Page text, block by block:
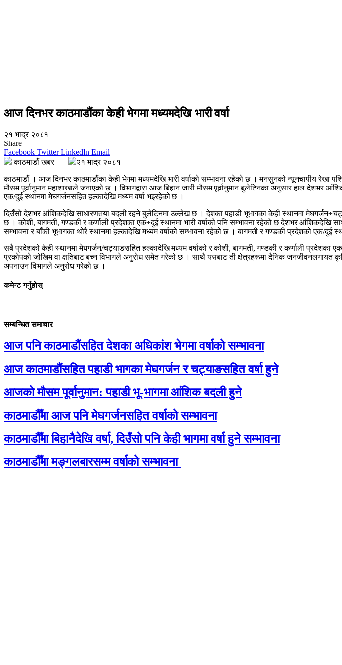
आज दिनभर काठमाडौंका केही भेगमा मध्यमदेखि भारी वर्षा
२१ भाद्र २०८१
Share
Facebook Twitter LinkedIn Email
काठमाडौं खबर
२१ भाद्र २०८१
काठमाडौं । आज दिनभर काठमाडौंका केही भेगमा मध्यमदेखि भारी वर्षाको सम्भावना रहेको छ । मनसुनको न्यूनचापीय रेखा
मौसम पूर्वानुमान महाशाखाले जनाएको छ । विभागद्वारा आज बिहान जारी मौसम पूर्वानुमान बुलेटिनका अनुसार हाल
एक/दुई स्थानमा मेघगर्जनसहित हल्कादेखि मध्यम वर्षा भइरहेको छ ।
दिउँसो देशभर आंशिकदेखि साधारणतया बदली रहने बुलेटिनमा उल्लेख छ । देशका पहाडी भूभागका केही स्थानमा
छ । कोशी, बागमती, गण्डकी र कर्णाली प्रदेशका एक÷दुई स्थानमा भारी वर्षाको पनि सम्भावना रहेको छ देशभर आंशिकदेखि
सम्भावना र बाँकी भूभागका थोरै स्थानमा हल्कादेखि मध्यम वर्षाको सम्भावना रहेको छ । बागमती र गण्डकी प्रदेशको एक/दुई
सबै प्रदेशको केही स्थानमा मेघगर्जन/चट्याङसहित हल्कादेखि मध्यम वर्षाको र कोशी, बागमती, गण्डकी र कर्णाली प्रदेशका
प्रकोपको जोखिम वा क्षतिबाट बच्न विभागले अनुरोध समेत गरेको छ । साथै यसबाट ती क्षेत्रहरूमा दैनिक जनजीवनलगायत
अपनाउन विभागले अनुरोध गरेको छ ।
कमेन्ट गर्नुहोस्
सम्बन्धित समाचार
आज पनि काठमाडौंसहित देशका अधिकांश भेगमा वर्षाको सम्भावना
आज काठमाडौंसहित पहाडी भागका मेघगर्जन र चट्याङसहित वर्षा हुने
आजको मौसम पूर्वानुमान: पहाडी भू-भागमा आंशिक बदली हुने
काठमाडौँमा आज पनि मेघगर्जनसहित वर्षाको सम्भावना
काठमाडौँमा बिहानैदेखि वर्षा, दिउँसो पनि केही भागमा वर्षा हुने सम्भावना
काठमाडौँमा मङ्गलबारसम्म वर्षाको सम्भावना